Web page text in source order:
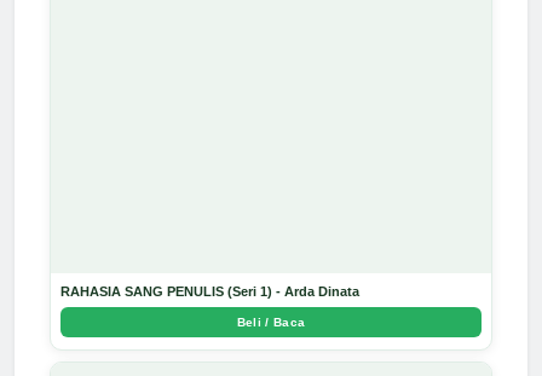
RAHASIA SANG PENULIS (Seri 1) - Arda Dinata
Beli / Baca